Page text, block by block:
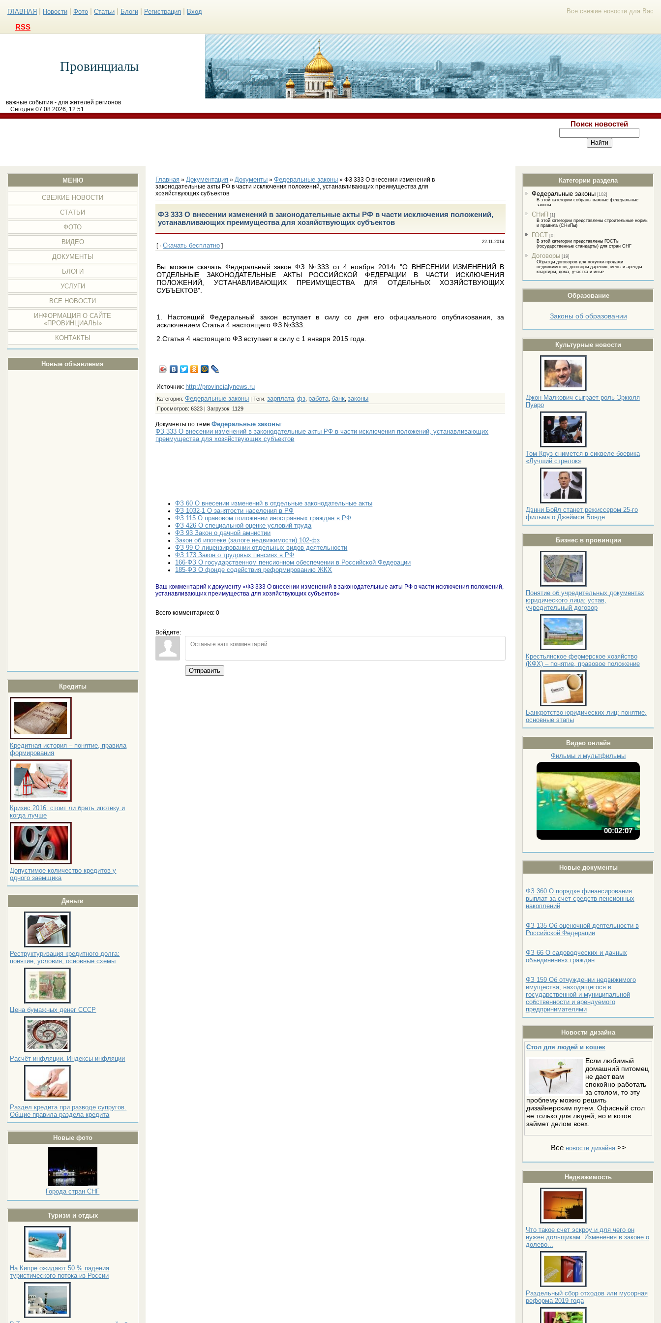
Все свежие новости для Вас
ГЛАВНАЯ Новости Фото Статьи Блоги Регистрация Вход
RSS
Провинциалы
важные события - для жителей регионов
Сегодня 07.08.2026, 12:51
Поиск новостей
МЕНЮ
СВЕЖИЕ НОВОСТИ
СТАТЬИ
ФОТО
ВИДЕО
ДОКУМЕНТЫ
БЛОГИ
УСЛУГИ
ВСЕ НОВОСТИ
ИНФОРМАЦИЯ О САЙТЕ
«ПРОВИНЦИАЛЫ»
КОНТАКТЫ
Новые объявления
Кредиты
Кредитная история – понятие, правила
формирования
Кризис 2016: стоит ли брать ипотеку и
когда лучше
Допустимое количество кредитов у
одного заемщика
Деньги
Реструктуризация кредитного долга:
понятие, условия, основные схемы
Цена бумажных денег СССР
Расчёт инфляции. Индексы инфляции
Раздел кредита при разводе супругов.
Общие правила раздела кредита
Новые фото
Города стран СНГ
Туризм и отдых
На Кипре ожидают 50 % падения
туристического потока из России
Категории раздела
Федеральные законы [102]
В этой категории собраны важные федеральные
законы
СНиП [1]
В этой категории представлены строительные нормы
и правила (СНиПы)
ГОСТ [0]
В этой категории представлены ГОСТы
(государственные стандарты) для стран СНГ
Договоры [19]
Образцы договоров для покупки-продажи
недвижимости, договоры дарения, мены и аренды
квартиры, дома, участка и иные
Образование
Законы об образовании
Культурные новости
Джон Малкович сыграет роль Эркюля
Пуаро
Том Круз снимется в сиквеле боевика
«Лучший стрелок»
Дэнни Бойл станет режиссером 25-го
фильма о Джеймсе Бонде
Бизнес в провинции
Понятие об учредительных документах
юридического лица: устав,
учредительный договор
Крестьянское фермерское хозяйство
(КФХ) – понятие, правовое положение
Банкротство юридических лиц: понятие,
основные этапы
Видео онлайн
Фильмы и мультфильмы
00:02:07
Новые документы
ФЗ 360 О порядке финансирования
выплат за счет средств пенсионных
накоплений
ФЗ 135 Об оценочной деятельности в
Российской Федерации
ФЗ 66 О садоводческих и дачных
объединениях граждан
ФЗ 159 Об отчуждении недвижимого
имущества, находящегося в
государственной и муниципальной
собственности и арендуемого
предпринимателями
Новости дизайна
Стол для людей и кошек
Если любимый
домашний питомец
не дает вам
спокойно работать
за столом, то эту
проблему можно решить
дизайнерским путем. Офисный стол
не только для людей, но и котов
займет делом всех.
Все новости дизайна>>
Недвижимость
Что такое счет эскроу и для чего он
нужен дольщикам. Изменения в законе о
долево...
Раздельный сбор отходов или мусорная
реформа 2019 года
Главная »Документация »Документы »Федеральные законы » ФЗ 333 О внесении изменений в
законодательные акты РФ в части исключения положений, устанавливающих преимущества для
хозяйствующих субъектов
ФЗ 333 О внесении изменений в законодательные акты РФ в части исключения положений,
устанавливающих преимущества для хозяйствующих субъектов
[ ·Скачать бесплатно ]
22.11.2014
Вы можете скачать Федеральный закон ФЗ №333 от 4 ноября 2014г "О ВНЕСЕНИИ ИЗМЕНЕНИЙ В
ОТДЕЛЬНЫЕ ЗАКОНОДАТЕЛЬНЫЕ АКТЫ РОССИЙСКОЙ ФЕДЕРАЦИИ В ЧАСТИ ИСКЛЮЧЕНИЯ
ПОЛОЖЕНИЙ, УСТАНАВЛИВАЮЩИХ ПРЕИМУЩЕСТВА ДЛЯ ОТДЕЛЬНЫХ ХОЗЯЙСТВУЮЩИХ
СУБЪЕКТОВ".
1. Настоящий Федеральный закон вступает в силу со дня его официального опубликования, за
исключением Статьи 4 настоящего ФЗ №333.
2.Статья 4 настоящего ФЗ вступает в силу с 1 января 2015 года.
Источник: http://provincialynews.ru
Категория:Федеральные законы |Теги:зарплата ,фз ,работа ,банк ,законы
Просмотров: 6323 |Загрузок: 1129
Документы по темеФедеральные законы:
ФЗ 333 О внесении изменений в законодательные акты РФ в части исключения положений, устанавливающих
преимущества для хозяйствующих субъектов
ФЗ 60 О внесении изменений в отдельные законодательные акты
ФЗ 1032-1 О занятости населения в РФ
ФЗ 115 О правовом положении иностранных граждан в РФ
ФЗ 426 О специальной оценке условий труда
ФЗ 93 Закон о дачной амнистии
Закон об ипотеке (залоге недвижимости) 102-фз
ФЗ 99 О лицензировании отдельных видов деятельности
ФЗ 173 Закон о трудовых пенсиях в РФ
166-ФЗ О государственном пенсионном обеспечении в Российской Федерации
185-ФЗ О фонде содействия реформированию ЖКХ
Ваш комментарий к документу «ФЗ 333 О внесении изменений в законодательные акты РФ в части исключения положений,
устанавливающих преимущества для хозяйствующих субъектов»
Всего комментариев: 0
Войдите:
Отправить